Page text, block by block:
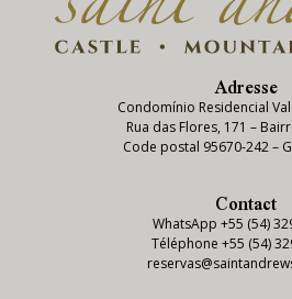
Adresse
Condomínio Residencial
Rua das Flores, 171 –
Code postal 95670-242 –
Contact
WhatsApp +55 (54)
Téléphone +55 (54)